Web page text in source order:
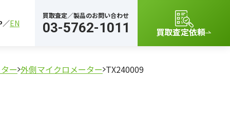
EN
買取査定／製品のお問い合わせ
03-5762-1011 買取査定依頼
ー 外側マイクロメーター TX240009